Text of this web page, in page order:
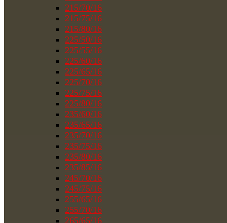
215/70/16
215/75/16
215/80/16
225/50/16
225/55/16
225/60/16
225/65/16
225/70/16
225/75/16
225/80/16
235/60/16
235/65/16
235/70/16
235/75/16
235/80/16
235/85/16
245/70/16
245/75/16
255/65/16
255/70/16
265/65/16